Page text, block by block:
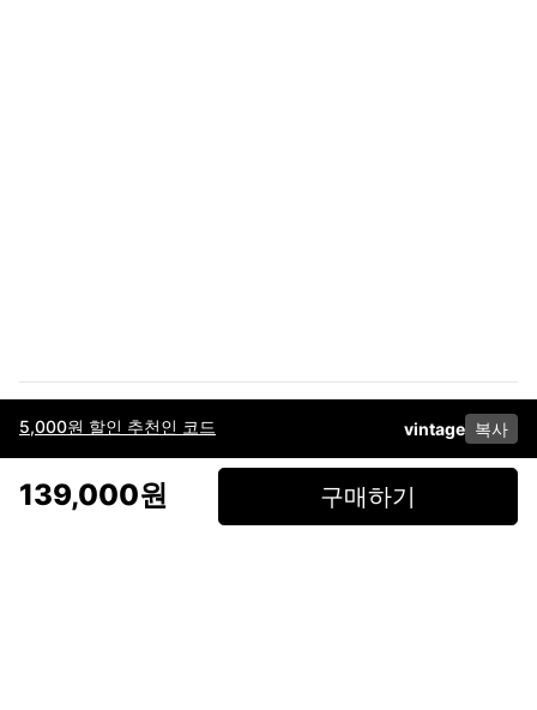
5,000원 할인 추천인 코드 vintage 복사
139,000원 구매하기
이용약관고객센터판매개인정보 처리방침사업자 정보다운로드
페이스북